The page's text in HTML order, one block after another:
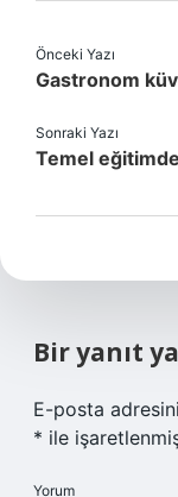
Önceki Yazı
Gastronom
Sonraki Yazı
Temel
Bir yanıt
E-posta
* ile
Yorum